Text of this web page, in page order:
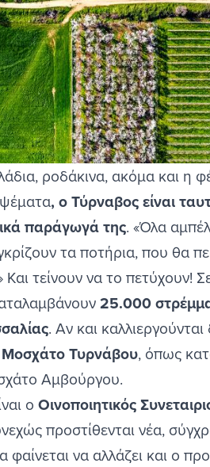
ροδάκινα, ακόμα και η
, ο Τύρναβος είναι
παράγωγά της. «Όλα
τα ποτήρια, που θα
τείνουν να το πετύχουν!
25.000
. Αν και καλλιεργούνται
Μοσχάτο Τυρνάβου, όπως
Αμβούργου.
ο Οινοποιητικός
προστίθενται νέα,
φαίνεται να αλλάζει και ο